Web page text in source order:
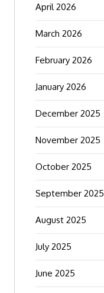
April 2026
March 2026
February 2026
January 2026
December 2025
November 2025
October 2025
September 2025
August 2025
July 2025
June 2025